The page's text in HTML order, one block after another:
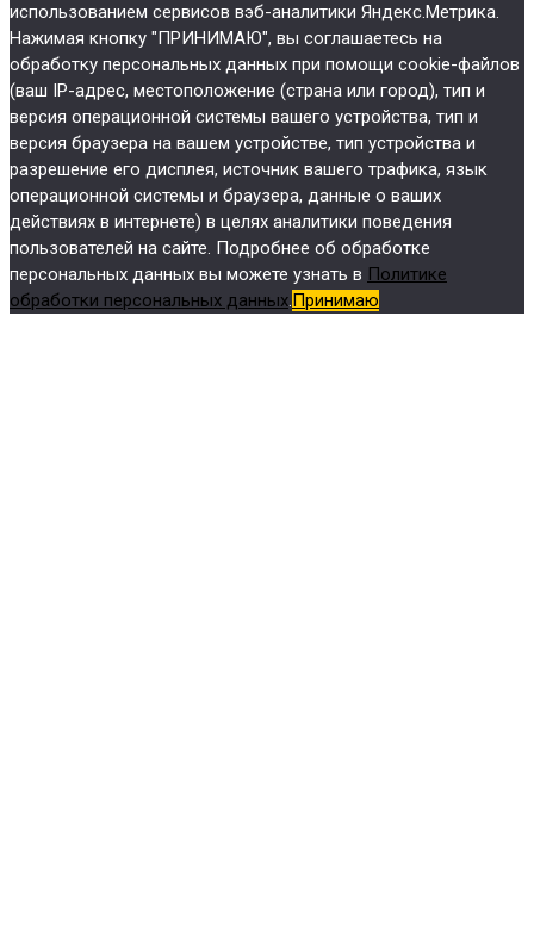
использованием сервисов вэб-аналитики Яндекс.Метрика.
Нажимая кнопку "ПРИНИМАЮ", вы соглашаетесь на
обработку персональных данных при помощи cookie-файлов
(ваш IP-адрес, местоположение (страна или город), тип и
версия операционной системы вашего устройства, тип и
версия браузера на вашем устройстве, тип устройства и
разрешение его дисплея, источник вашего трафика, язык
операционной системы и браузера, данные о ваших
действиях в интернете) в целях аналитики поведения
пользователей на сайте. Подробнее об обработке
персональных данных вы можете узнать в Политике
обработки персональных данных. Принимаю